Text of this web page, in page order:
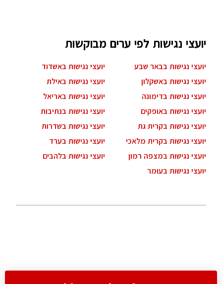
יועצי נגישות לפי ערים מבוקשות
יועצי נגישות בבאר שבע
יועצי נגישות באשדוד
יועצי נגישות באשקלון
יועצי נגישות באילת
יועצי נגישות בדימונה
יועצי נגישות באריאל
יועצי נגישות באופקים
יועצי נגישות בנתיבות
יועצי נגישות בקרית גת
יועצי נגישות בשדרות
יועצי נגישות בקרית מלאכי
יועצי נגישות בערד
יועצי נגישות במצפה רמון
יועצי נגישות בלהבים
יועצי נגישות בעומר